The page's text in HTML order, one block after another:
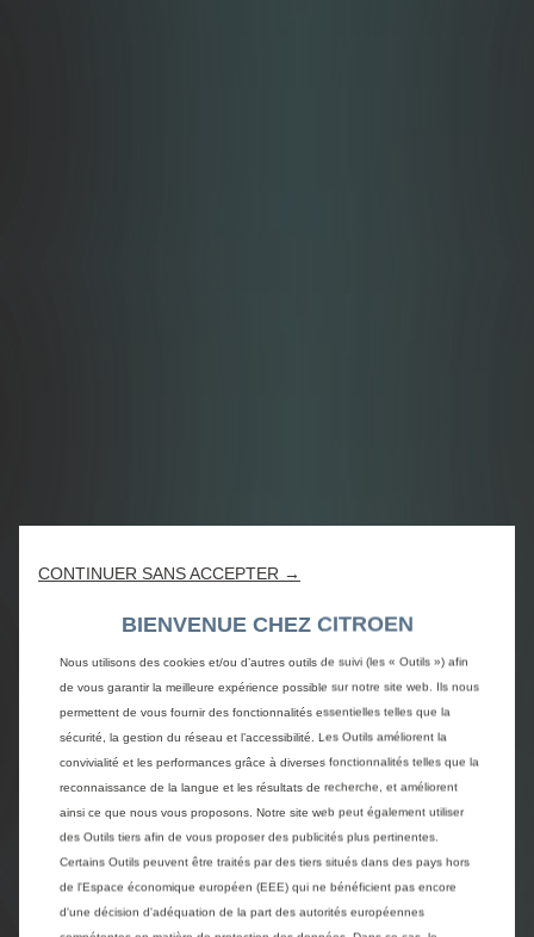
CONTINUER SANS ACCEPTER →
BIENVENUE CHEZ CITROEN
Nous utilisons des cookies et/ou d’autres outils de suivi (les « Outils ») afin
de vous garantir la meilleure expérience possible sur notre site web. Ils nous
permettent de vous fournir des fonctionnalités essentielles telles que la
sécurité, la gestion du réseau et l’accessibilité. Les Outils améliorent la
convivialité et les performances grâce à diverses fonctionnalités telles que la
reconnaissance de la langue et les résultats de recherche, et améliorent
ainsi ce que nous vous proposons. Notre site web peut également utiliser
des Outils tiers afin de vous proposer des publicités plus pertinentes.
Certains Outils peuvent être traités par des tiers situés dans des pays hors
de l'Espace économique européen (EEE) qui ne bénéficient pas encore
d'une décision d'adéquation de la part des autorités européennes